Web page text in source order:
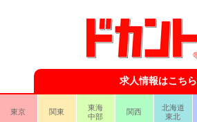
求人情報はこちら
東京 関東
東海
中部
関西
北海道
東北